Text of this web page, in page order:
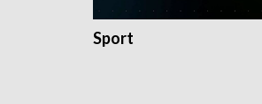
Sport